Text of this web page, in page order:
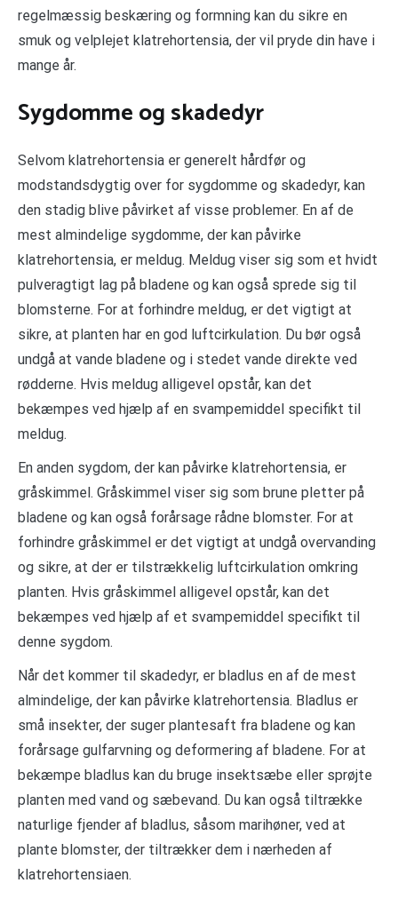
regelmæssig beskæring og formning kan du sikre en
smuk og velplejet klatrehortensia, der vil pryde din have i
mange år.
Sygdomme og skadedyr
Selvom klatrehortensia er generelt hårdfør og
modstandsdygtig over for sygdomme og skadedyr, kan
den stadig blive påvirket af visse problemer. En af de
mest almindelige sygdomme, der kan påvirke
klatrehortensia, er meldug. Meldug viser sig som et hvidt
pulveragtigt lag på bladene og kan også sprede sig til
blomsterne. For at forhindre meldug, er det vigtigt at
sikre, at planten har en god luftcirkulation. Du bør også
undgå at vande bladene og i stedet vande direkte ved
rødderne. Hvis meldug alligevel opstår, kan det
bekæmpes ved hjælp af en svampemiddel specifikt til
meldug.
En anden sygdom, der kan påvirke klatrehortensia, er
gråskimmel. Gråskimmel viser sig som brune pletter på
bladene og kan også forårsage rådne blomster. For at
forhindre gråskimmel er det vigtigt at undgå overvanding
og sikre, at der er tilstrækkelig luftcirkulation omkring
planten. Hvis gråskimmel alligevel opstår, kan det
bekæmpes ved hjælp af et svampemiddel specifikt til
denne sygdom.
Når det kommer til skadedyr, er bladlus en af de mest
almindelige, der kan påvirke klatrehortensia. Bladlus er
små insekter, der suger plantesaft fra bladene og kan
forårsage gulfarvning og deformering af bladene. For at
bekæmpe bladlus kan du bruge insektsæbe eller sprøjte
planten med vand og sæbevand. Du kan også tiltrække
naturlige fjender af bladlus, såsom marihøner, ved at
plante blomster, der tiltrækker dem i nærheden af
klatrehortensiaen.